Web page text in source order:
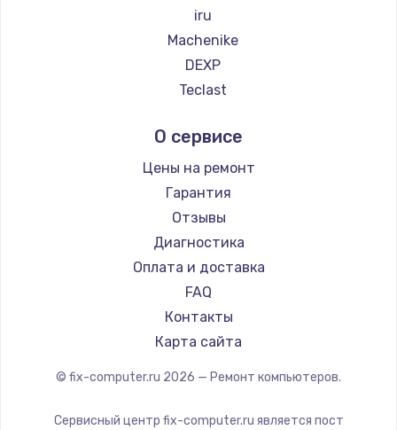
2990 руб.
Заказать
Ремонт разъема питания
Заказать
Замена видеокарты
2100 руб.
Заказать
Ремонт цепей питания
3000 руб.
Заказать
iru
Machenike
DEXP
Teclast
Beelink
CHUWI
О сервисе
Цены на ремонт
Гарантия
Отзывы
Диагностика
Оплата и доставка
FAQ
Контакты
Карта сайта
© fix-computer.ru 2026 — Ремонт компьютеров.
Сервисный центр fix-computer.ru является пост